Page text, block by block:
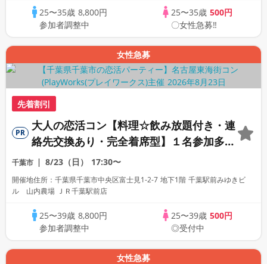
25〜35歳 8,800円
参加者調整中
25〜35歳 500円
〇女性急募‼
女性急募
先着割引
PR
大人の恋活コン【料理☆飲み放題付き・連
絡先交換あり・完全着席型】１名参加多
数・初参加も大歓迎☆プレイワークス主催
☆
千葉市 8/23（日） 17:30〜
開催地住所：千葉県千葉市中央区富士見1-2-7 地下1階 千葉駅前みゆきビ
ル 山内農場 ＪＲ千葉駅前店
25〜39歳 8,800円
参加者調整中
25〜39歳 500円
◎受付中
女性急募